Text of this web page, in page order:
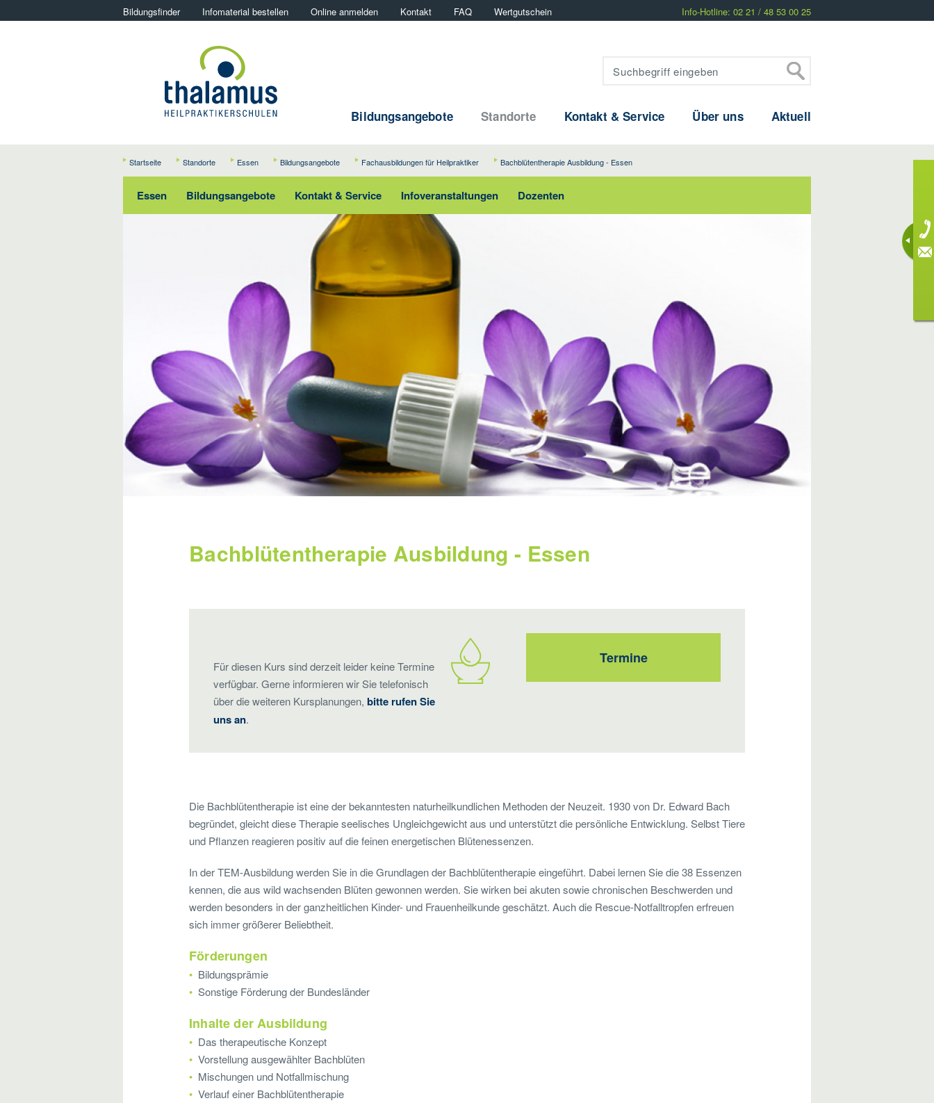
Bildungsfinder Infomaterial bestellen Online anmelden Kontakt FAQ Wertgutschein Info-Hotline: 02 21 / 48 53 00 25
Bildungsangebote Standorte Kontakt & Service Über uns Aktuell
Startseite Standorte Essen Bildungsangebote Fachausbildungen für Heilpraktiker Bachblütentherapie Ausbildung - Essen
Essen Bildungsangebote Kontakt & Service Infoveranstaltungen Dozenten
Bachblütentherapie Ausbildung - Essen
Für diesen Kurs sind derzeit leider keine Termine
verfügbar. Gerne informieren wir Sie telefonisch
über die weiteren Kursplanungen, bitte rufen Sie
uns an.
Termine
Die Bachblütentherapie ist eine der bekanntesten naturheilkundlichen Methoden der Neuzeit. 1930 von Dr. Edward Bach
begründet, gleicht diese Therapie seelisches Ungleichgewicht aus und unterstützt die persönliche Entwicklung. Selbst Tiere
und Pflanzen reagieren positiv auf die feinen energetischen Blütenessenzen.
In der TEM-Ausbildung werden Sie in die Grundlagen der Bachblütentherapie eingeführt. Dabei lernen Sie die 38 Essenzen
kennen, die aus wild wachsenden Blüten gewonnen werden. Sie wirken bei akuten sowie chronischen Beschwerden und
werden besonders in der ganzheitlichen Kinder- und Frauenheilkunde geschätzt. Auch die Rescue-Notfalltropfen erfreuen
sich immer größerer Beliebtheit.
Förderungen
Bildungsprämie
Sonstige Förderung der Bundesländer
Inhalte der Ausbildung
Das therapeutische Konzept
Vorstellung ausgewählter Bachblüten
Mischungen und Notfallmischung
Verlauf einer Bachblütentherapie